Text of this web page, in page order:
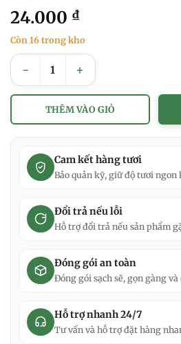
24.000 ₫
Còn 16 trong kho
Muối ớt đỏ 100 gram số lượng
THÊM VÀO GIỎ
Cam kết hàng tươi
Bảo quản kỹ, giữ độ tươi
Đổi trả nếu lỗi
Hỗ trợ đổi trả nếu sản phẩm
Đóng gói an toàn
Đóng gói sạch sẽ, gọn gàng và
Hỗ trợ nhanh 24/7
Tư vấn và hỗ trợ đặt hàng